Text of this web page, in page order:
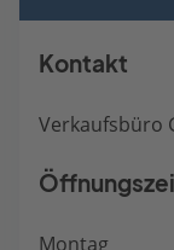
Kontakt
Verkaufsbüro
Montag